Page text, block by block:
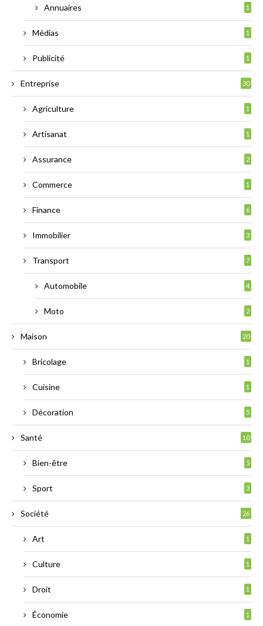
Annuaires 1
Médias 1
Publicité 1
Entreprise 30
Agriculture 1
Artisanat 1
Assurance 2
Commerce 1
Finance 6
Immobilier 3
Transport 7
Automobile 4
Moto 2
Maison 20
Bricolage 1
Cuisine 1
Décoration 5
Santé 10
Bien-être 5
Sport 3
Société 26
Art 1
Culture 1
Droit 1
Économie 1